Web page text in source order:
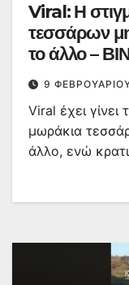
Viral: Η
τεσσάρων
το άλλο –
9
Viral έχει γίνει
μωράκια
άλλο, ενώ